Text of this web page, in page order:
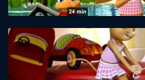
24min
JoNaLu: Der Piratenschatz
03.10.2024|ZDF